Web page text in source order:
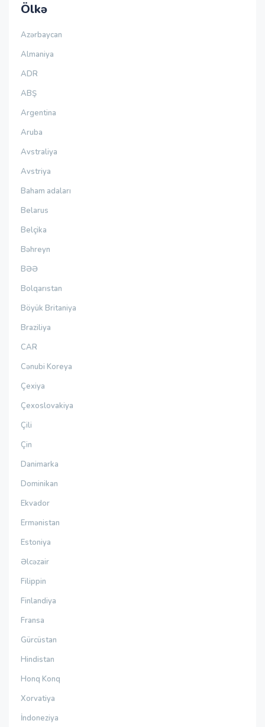
Ölkə
Azərbaycan
Almaniya
ADR
ABŞ
Argentina
Aruba
Avstraliya
Avstriya
Baham adaları
Belarus
Belçika
Bəhreyn
BƏƏ
Bolqarıstan
Böyük Britaniya
Braziliya
CAR
Cənubi Koreya
Çexiya
Çexoslovakiya
Çili
Çin
Danimarka
Dominikan
Ekvador
Ermənistan
Estoniya
Əlcəzair
Filippin
Finlandiya
Fransa
Gürcüstan
Hindistan
Honq Konq
Xorvatiya
İndoneziya